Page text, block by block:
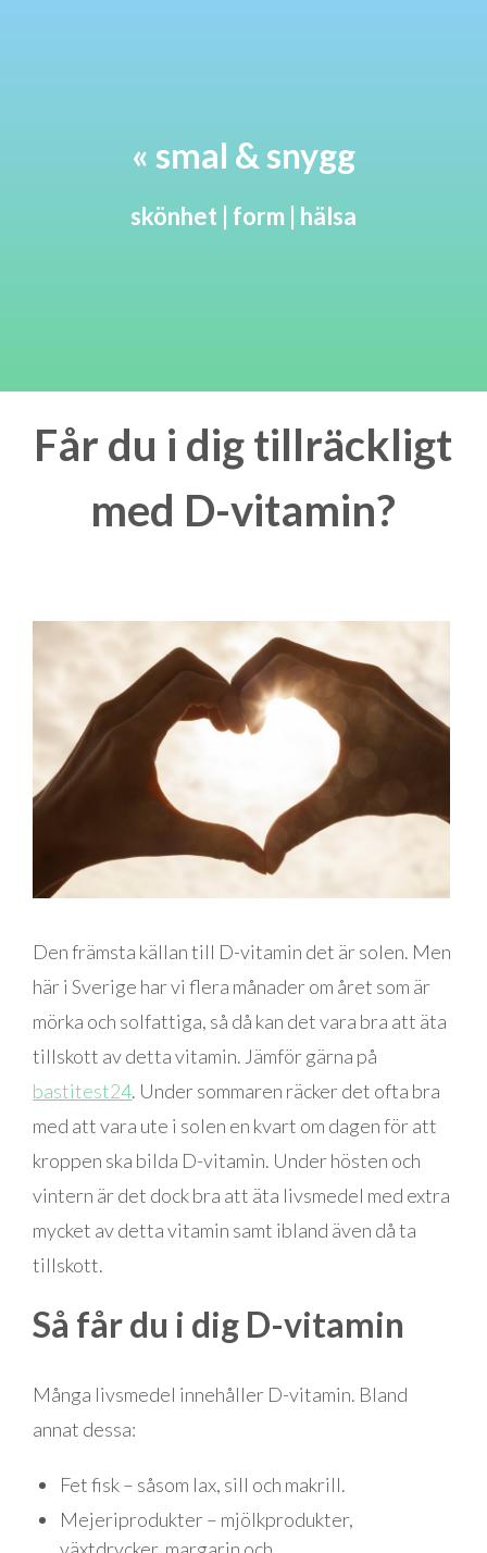
« smal & snygg
skönhet | form | hälsa
Får du i dig tillräckligt
med D-vitamin?
Den främsta källan till D-vitamin det är solen. Men
här i Sverige har vi flera månader om året som är
mörka och solfattiga, så då kan det vara bra att äta
tillskott av detta vitamin. Jämför gärna på
bastitest24. Under sommaren räcker det ofta bra
med att vara ute i solen en kvart om dagen för att
kroppen ska bilda D-vitamin. Under hösten och
vintern är det dock bra att äta livsmedel med extra
mycket av detta vitamin samt ibland även då ta
tillskott.
Så får du i dig D-vitamin
Många livsmedel innehåller D-vitamin. Bland
annat dessa:
Fet fisk – såsom lax, sill och makrill.
Mejeriprodukter – mjölkprodukter,